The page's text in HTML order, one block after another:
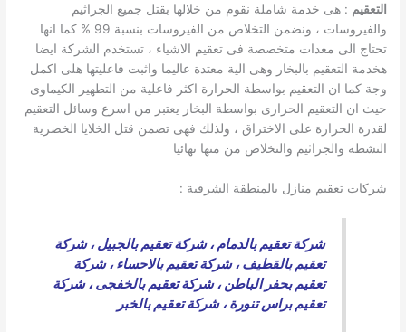
التعقيم : هى خدمة شاملة نقوم من خلالها بقتل جميع الجراثيم
والفيروسات ، ونضمن التخلاص من الفيروسات بنسبة 99 % كما انها
تحتاج الى معدات متخصصة فى تعقيم الاشياء ، تستخدم الشركة ايضا
هخدمة التعقيم بالبخار وهى الية معتدة عاليما واثبت فاعليتها هلى اكمل
وجة كما ان التعقيم بواسطة الحرارة اكثر فاعلية من التطهير الكيماوى
حيث ان التعقيم الحرارى بواسطة البخار يعتبر من اسرع وسائل التعقيم
لقدرة الحرارة على الاختراق ، ولذلك فهى تضمن قتل الخلايا الخضرية
النشطة والجراثيم والتخلاص من منها نهائيا
شركات تعقيم منازل بالمنطقة الشرقية :
شركة تعقيم بالدمام،شركة تعقيم بالجبيل،شركة
تعقيم بالقطيف،شركة تعقيم بالاحساء،شركة
تعقيم بحفر الباطن،شركة تعقيم بالخفجى،شركة
تعقيم براس تنورة،شركة تعقيم بالخبر